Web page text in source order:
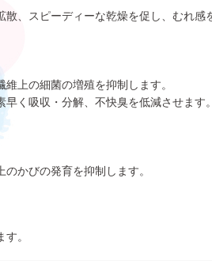
散、スピーディーな乾燥を促し、むれ感
上の細菌の増殖を抑制します。
く吸収・分解、不快臭を低減させます。
かびの発育を抑制します。
。